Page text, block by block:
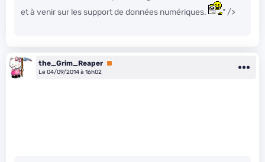
et à venir sur les support de données numériques.
" />
the_Grim_Reaper Premium
Le 04/09/2014 à 16h02